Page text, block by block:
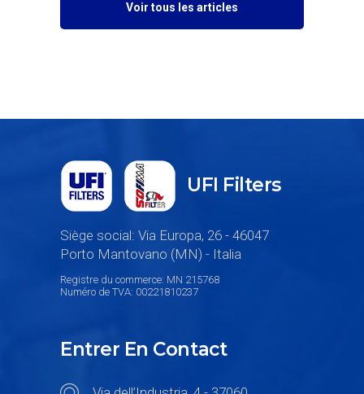
Voir tous les articles
UFI Filters
Siège social: Via Europa, 26 - 46047
Porto Mantovano (MN) - Italia
Registre du commerce: MN 215768
Numéro de TVA: 00221810237
Entrer En Contact